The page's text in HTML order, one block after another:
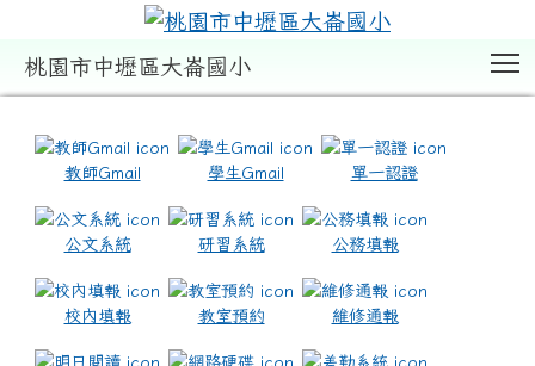
桃園市中壢區大崙國小
教師Gmail 學生Gmail 單一認證
公文系統 研習系統 公務填報
校內填報 教室預約 維修通報